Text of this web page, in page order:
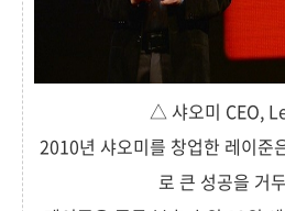
△ 샤오미 CEO,
2010년 샤오미를 창업한 레이준
로 큰 성공을 거